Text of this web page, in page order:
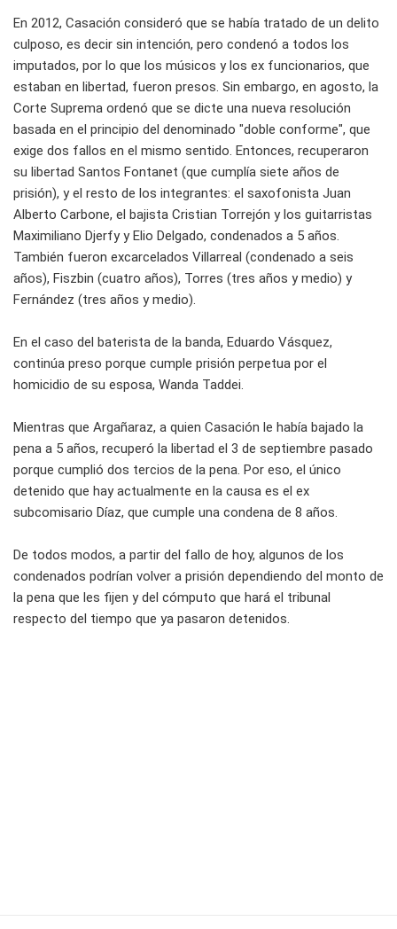
En 2012, Casación consideró que se habí­a tratado de un delito
culposo, es decir sin intención, pero condenó a todos los
imputados, por lo que los músicos y los ex funcionarios, que
estaban en libertad, fueron presos. Sin embargo, en agosto, la
Corte Suprema ordenó que se dicte una nueva resolución
basada en el principio del denominado "doble conforme", que
exige dos fallos en el mismo sentido. Entonces, recuperaron
su libertad Santos Fontanet (que cumplía siete años de
prisión), y el resto de los integrantes: el saxofonista Juan
Alberto Carbone, el bajista Cristian Torrejón y los guitarristas
Maximiliano Djerfy y Elio Delgado, condenados a 5 años.
También fueron excarcelados Villarreal (condenado a seis
años), Fiszbin (cuatro años), Torres (tres años y medio) y
Fernández (tres años y medio).
En el caso del baterista de la banda, Eduardo Vásquez,
continúa preso porque cumple prisión perpetua por el
homicidio de su esposa, Wanda Taddei.
Mientras que Argañaraz, a quien Casación le había bajado la
pena a 5 años, recuperó la libertad el 3 de septiembre pasado
porque cumplió dos tercios de la pena. Por eso, el único
detenido que hay actualmente en la causa es el ex
subcomisario Díaz, que cumple una condena de 8 años.
De todos modos, a partir del fallo de hoy, algunos de los
condenados podrían volver a prisión dependiendo del monto de
la pena que les fijen y del cómputo que hará el tribunal
respecto del tiempo que ya pasaron detenidos.